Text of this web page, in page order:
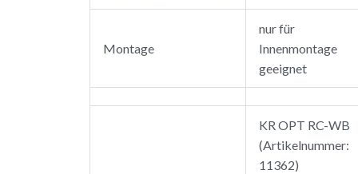
Montage
nur für
Innenmontage
geeignet
KR OPT RC-WB
(Artikelnummer:
11362)